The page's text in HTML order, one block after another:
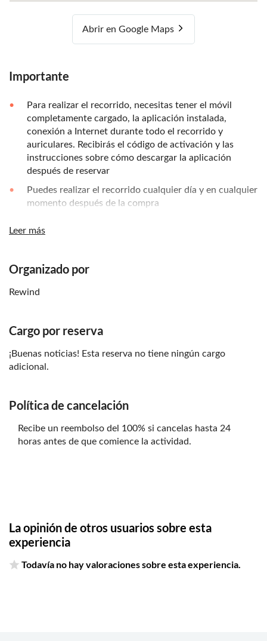
Abrir en Google Maps
Importante
Para realizar el recorrido, necesitas tener el móvil
completamente cargado, la aplicación instalada,
conexión a Internet durante todo el recorrido y
auriculares. Recibirás el código de activación y las
instrucciones sobre cómo descargar la aplicación
después de reservar
Puedes realizar el recorrido cualquier día y en cualquier
momento después de la compra
visita. Si necesitas ayuda, puedes llamar al número de
El recorrido está disponible en inglés y francés
Dependiendo del ritmo que lleves, la visita puede durar
Leer más
Organizado por
Rewind
Cargo por reserva
¡Buenas noticias! Esta reserva no tiene ningún cargo
adicional.
Política de cancelación
Recibe un reembolso del 100% si cancelas hasta 24
horas antes de que comience la actividad.
La opinión de otros usuarios sobre esta
experiencia
Todavía no hay valoraciones sobre esta experiencia.